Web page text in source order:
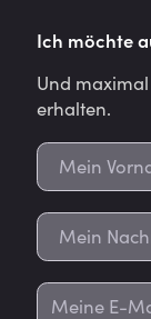
Ich möchte
Und
erhalten.